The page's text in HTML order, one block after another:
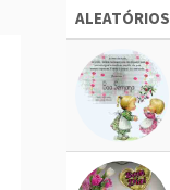
ALEATÓRIOS